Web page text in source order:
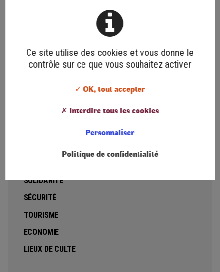
Pharmacie du Vivarais
Ambulance Vsl Taxi de la Vallée du Doux
Taxis Charel
Sas Direct Secours
Cap Médical Lamastre
SOLIDARITÉ
SÉCURITÉ
TOURISME
ECONOMIE
LIEUX DE CULTE
Ce site utilise des cookies et vous donne le
contrôle sur ce que vous souhaitez activer
✓ OK, tout accepter
✗ Interdire tous les cookies
Personnaliser
Politique de confidentialité